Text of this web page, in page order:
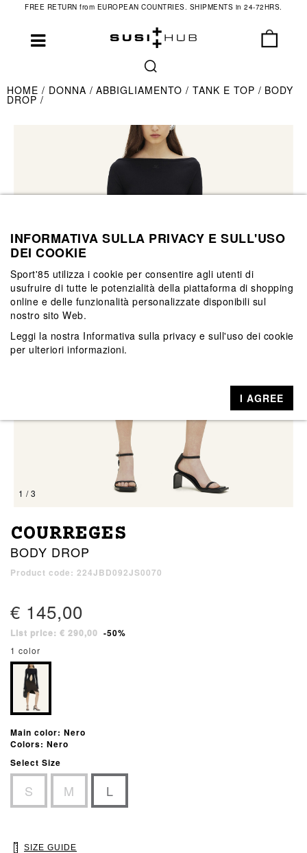
FREE RETURN from EUROPEAN COUNTRIES. SHIPMENTS in 24-72HRS.
HOME DONNA ABBIGLIAMENTO TANK E TOP BODY
DROP
1 / 3
COURREGES
BODY DROP
Product code: 224JBD092JS0070
€ 145,00
List price: € 290,00 -50%
1 color
Main color: Nero
Colors: Nero
Select Size
S M L
SIZE GUIDE
INFORMATIVA SULLA PRIVACY E SULL'USO
DEI COOKIE
Sport'85 utilizza i cookie per consentire agli utenti di
usufruire di tutte le potenzialità della piattaforma di shopping
online e delle funzionalità personalizzate disponibili sul
nostro sito Web.
Leggi la nostra Informativa sulla privacy e sull'uso dei cookie
per ulteriori informazioni.
I AGREE